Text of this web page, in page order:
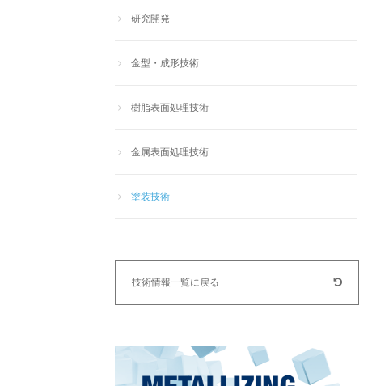
研究開発
金型・成形技術
樹脂表面処理技術
金属表面処理技術
塗装技術
技術情報一覧に戻る